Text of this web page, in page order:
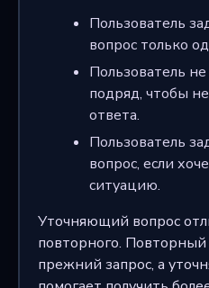
Пользователь
вопрос только
Пользователь
подряд, чтобы
ответа.
Пользователь
вопрос, если
ситуацию.
Уточняющий вопрос
повторного. Повторный
прежний запрос, а